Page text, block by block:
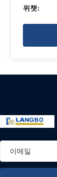
위챗: